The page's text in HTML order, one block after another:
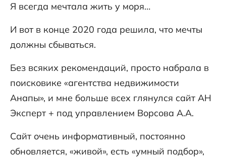
Я всегда мечтала жить у моря…
И вот в конце 2020 года решила, что мечты
должны сбываться.
Без всяких рекомендаций, просто набрала в
поисковике «агентства недвижимости
Анапы», и мне больше всех глянулся сайт АН
Эксперт + под управлением Ворсова А.А.
Сайт очень информативный, постоянно
обновляется, «живой», есть «умный подбор»,